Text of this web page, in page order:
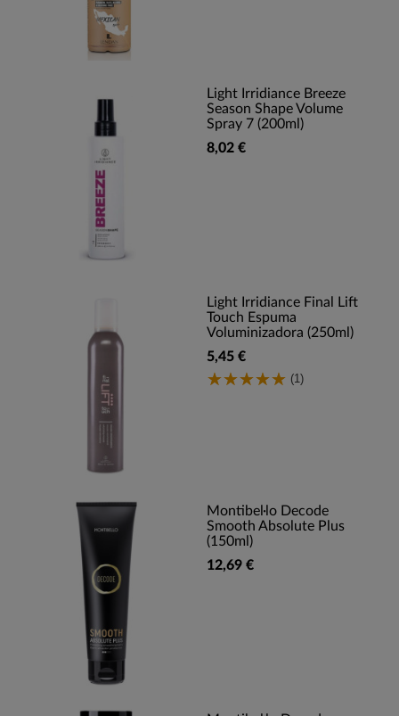
Light Irridiance Breeze
Season Shape Volume
Spray 7 (200ml)
8,02 €
Light Irridiance Final Lift
Touch Espuma
Voluminizadora (250ml)
5,45 €
(1)
Montibel·lo Decode
Smooth Absolute Plus
(150ml)
12,69 €